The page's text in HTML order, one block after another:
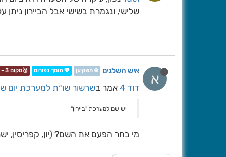
שלישי, ונגמרת בשישי אבל הביירון ניתן
א איש השלגים ❄️ משקיען 💖 תומך בפורום 🥉מקום 3 - תחרות📷❄️
דוד 4 אמר בשרשור שו״ת למערכת יום שני
יש שם למערכת "ביירון"
מי בחר הפעם את השם? (יון, קפריסין,